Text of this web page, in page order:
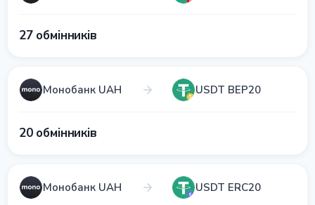
27 обмінників
Монобанк UAH USDT BEP20
20 обмінників
Монобанк UAH USDT ERC20